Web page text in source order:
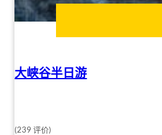
大峡谷半日游
(239 评价)